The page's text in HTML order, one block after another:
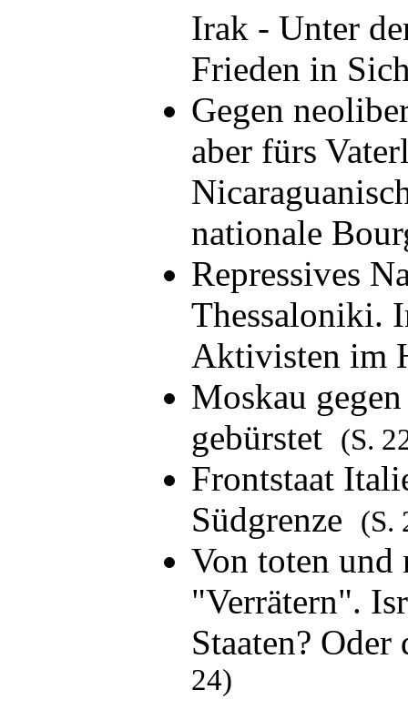
Irak - Unter
Frieden in
Gegen
aber fürs
nationale
Repressives
Thessaloniki.
Aktivisten im
Moskau
gebürstet (S.
Frontstaat
Südgrenze
(S.
Von toten und
"Verrätern".
Staaten?
24)